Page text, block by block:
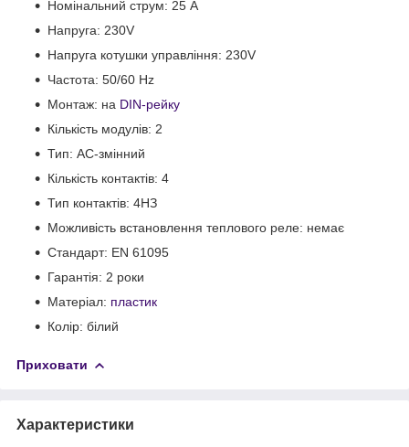
Номінальний струм: 25 A
Напруга: 230V
Напруга котушки управління: 230V
Частота: 50/60 Hz
Монтаж: на DIN-рейку
Кількість модулів: 2
Тип: АС-змінний
Кількість контактів: 4
Тип контактів: 4НЗ
Можливість встановлення теплового реле: немає
Стандарт: EN 61095
Гарантія: 2 роки
Матеріал: пластик
Колір: білий
Приховати
Характеристики